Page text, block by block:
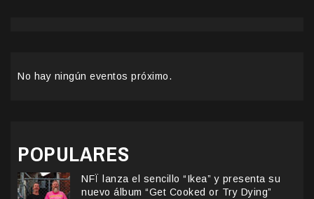
No hay ningún eventos próximo.
POPULARES
NFÏ lanza el sencillo “Ikea” y presenta su
nuevo álbum “Get Cooked or Try Dying”